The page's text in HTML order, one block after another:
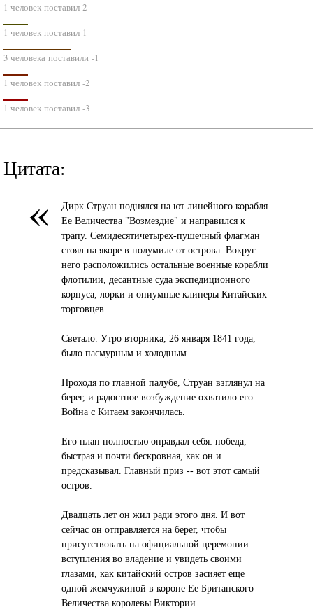
1 человек поставил 2
1 человек поставил 1
3 человека поставили -1
1 человек поставил -2
1 человек поставил -3
Цитата:
«
Дирк Струан поднялся на ют линейного корабля
Ее Величества "Возмездие" и направился к
трапу. Семидесятичетырех-пушечный флагман
стоял на якоре в полумиле от острова. Вокруг
него расположились остальные военные корабли
флотилии, десантные суда экспедиционного
корпуса, лорки и опиумные клиперы Китайских
торговцев.
Светало. Утро вторника, 26 января 1841 года,
было пасмурным и холодным.
Проходя по главной палубе, Струан взглянул на
берег, и радостное возбуждение охватило его.
Война с Китаем закончилась.
Его план полностью оправдал себя: победа,
быстрая и почти бескровная, как он и
предсказывал. Главный приз -- вот этот самый
остров.
Двадцать лет он жил ради этого дня. И вот
сейчас он отправляется на берег, чтобы
присутствовать на официальной церемонии
вступления во владение и увидеть своими
глазами, как китайский остров засияет еще
одной жемчужиной в короне Ее Британского
Величества королевы Виктории.